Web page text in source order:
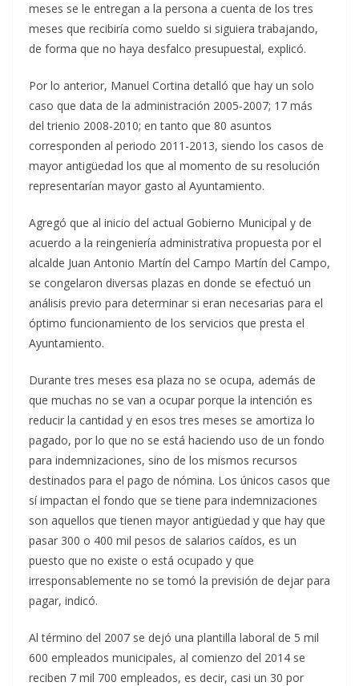
meses se le entregan a la persona a cuenta de los tres
meses que recibiría como sueldo si siguiera trabajando,
de forma que no haya desfalco presupuestal, explicó.
Por lo anterior, Manuel Cortina detalló que hay un solo
caso que data de la administración 2005-2007; 17 más
del trienio 2008-2010; en tanto que 80 asuntos
corresponden al periodo 2011-2013, siendo los casos de
mayor antigüedad los que al momento de su resolución
representarían mayor gasto al Ayuntamiento.
Agregó que al inicio del actual Gobierno Municipal y de
acuerdo a la reingeniería administrativa propuesta por el
alcalde Juan Antonio Martín del Campo Martín del Campo,
se congelaron diversas plazas en donde se efectuó un
análisis previo para determinar si eran necesarias para el
óptimo funcionamiento de los servicios que presta el
Ayuntamiento.
Durante tres meses esa plaza no se ocupa, además de
que muchas no se van a ocupar porque la intención es
reducir la cantidad y en esos tres meses se amortiza lo
pagado, por lo que no se está haciendo uso de un fondo
para indemnizaciones, sino de los mismos recursos
destinados para el pago de nómina. Los únicos casos que
sí impactan el fondo que se tiene para indemnizaciones
son aquellos que tienen mayor antigüedad y que hay que
pasar 300 o 400 mil pesos de salarios caídos, es un
puesto que no existe o está ocupado y que
irresponsablemente no se tomó la previsión de dejar para
pagar, indicó.
Al término del 2007 se dejó una plantilla laboral de 5 mil
600 empleados municipales, al comienzo del 2014 se
reciben 7 mil 700 empleados, es decir, casi un 30 por